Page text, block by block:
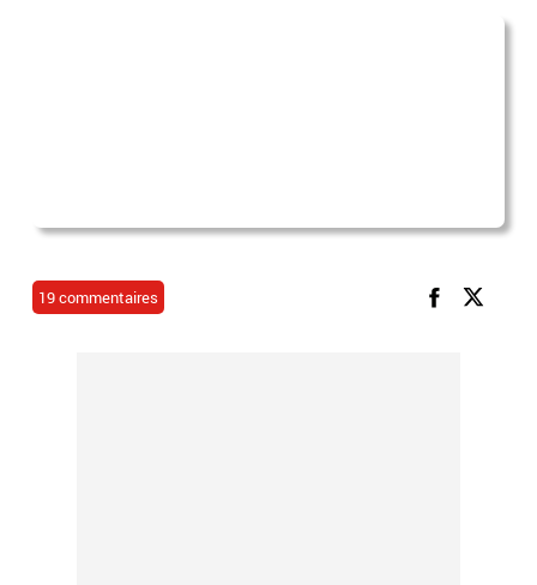
19 commentaires